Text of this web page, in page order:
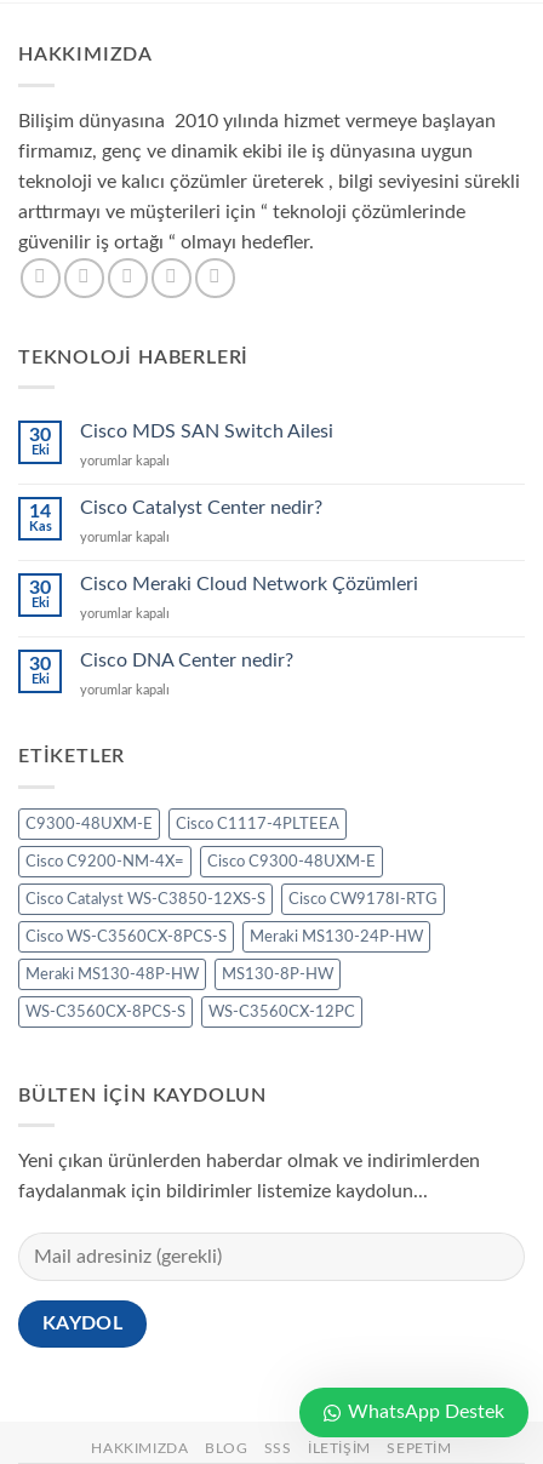
HAKKIMIZDA
Bilişim dünyasına 2010 yılında hizmet vermeye başlayan
firmamız, genç ve dinamik ekibi ile iş dünyasına uygun
teknoloji ve kalıcı çözümler üreterek , bilgi seviyesini sürekli
arttırmayı ve müşterileri için “ teknoloji çözümlerinde
güvenilir iş ortağı “ olmayı hedefler.
TEKNOLOJI HABERLERI
30
Eki
Cisco MDS SAN Switch Ailesi
Cisco
SAN
Ailesi
yorumlar kapalı
14
Kas
Cisco Catalyst Center nedir?
Cisco
Center
için
yorumlar kapalı
30
Eki
Cisco Meraki Cloud Network Çözümleri
Cisco
Cloud
Çözümleri
yorumlar kapalı
30
Eki
Cisco DNA Center nedir?
Cisco
nedir?
yorumlar kapalı
ETIKETLER
C9300-48UXM-E Cisco C1117-4PLTEEA
Cisco C9200-NM-4X= Cisco C9300-48UXM-E
Cisco Catalyst WS-C3850-12XS-S Cisco CW9178I-RTG
Cisco WS-C3560CX-8PCS-S Meraki MS130-24P-HW
Meraki MS130-48P-HW MS130-8P-HW
WS-C3560CX-8PCS-S WS-C3560CX-12PC
BÜLTEN IÇIN KAYDOLUN
Yeni çıkan ürünlerden haberdar olmak ve indirimlerden
faydalanmak için bildirimler listemize kaydolun...
HAKKIMIZDA BLOG SSS İLETIŞIM SEPETIM
WhatsApp Destek